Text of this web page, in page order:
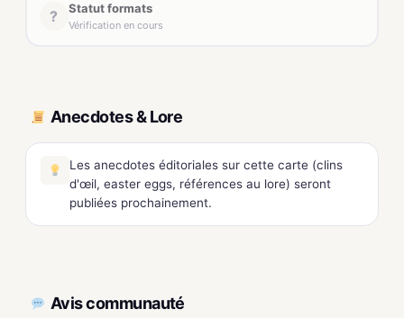
? Statut formats
Vérification en cours
Anecdotes & Lore
Les anecdotes éditoriales sur cette carte (clins
d'œil, easter eggs, références au lore) seront
publiées prochainement.
Avis communauté